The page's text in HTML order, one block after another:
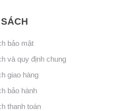
bảo mật
và quy định chung
giao hàng
bảo hành
thanh toán